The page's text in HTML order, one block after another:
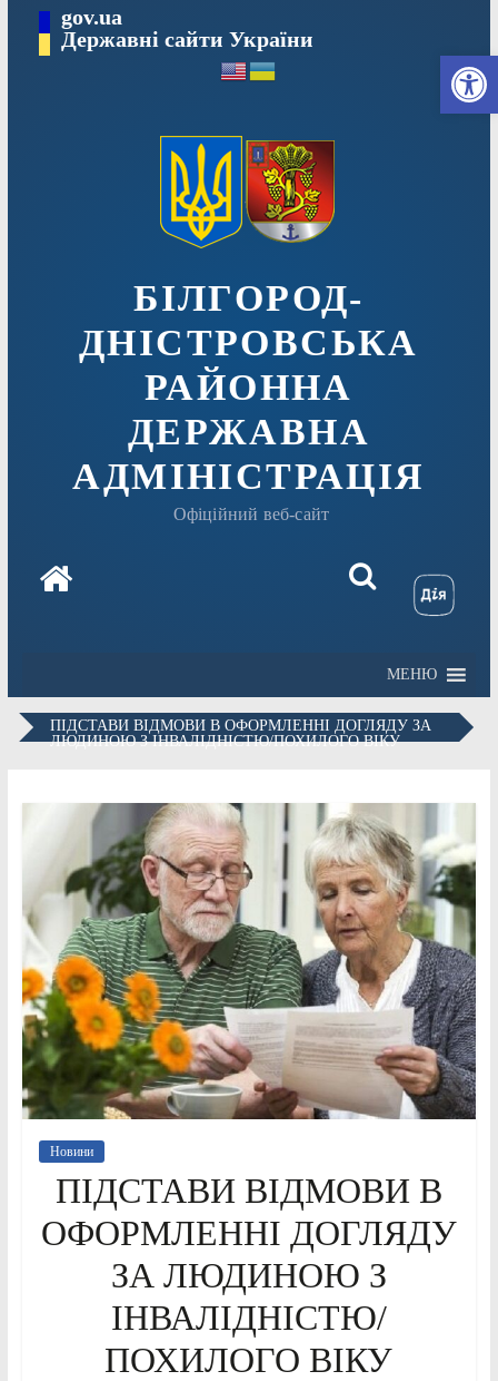
вмісту
gov.ua
Державні сайти України
БІЛГОРОД-
ДНІСТРОВСЬКА
РАЙОННА
ДЕРЖАВНА
АДМІНІСТРАЦІЯ
Офіційний веб-сайт
МЕНЮ
ПІДСТАВИ ВІДМОВИ В ОФОРМЛЕННІ ДОГЛЯДУ ЗА
ЛЮДИНОЮ З ІНВАЛІДНІСТЮ/ПОХИЛОГО ВІКУ
Новини
ПІДСТАВИ ВІДМОВИ В
ОФОРМЛЕННІ ДОГЛЯДУ
ЗА ЛЮДИНОЮ З
ІНВАЛІДНІСТЮ/
ПОХИЛОГО ВІКУ